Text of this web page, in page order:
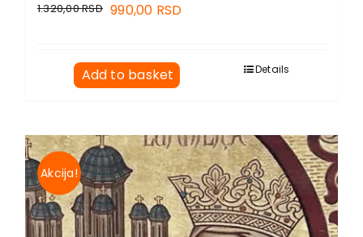
1.320,00RSD 990,00 RSD
Add to basket Details
Akcija!